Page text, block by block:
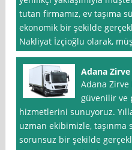
tutan firmamız, ev taşıma
ekonomik bir şekilde
Nakliyat İzçioğlu olarak,
Adana
Adana
güvenilir ve
hizmetlerini sunuyoruz.
uzman ekibimizle, taşınma
sorunsuz bir şekilde